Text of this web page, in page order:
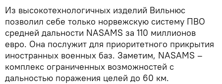
Из высокотехнологичных изделий Вильнюс
позволил себе только норвежскую систему ПВО
средней дальности NASAMS за 110 миллионов
евро. Она послужит для приоритетного прикрытия
иностранных военных баз. Заметим, NASAMS –
комплекс ограниченных возможностей с
дальностью поражения целей до 60 км.